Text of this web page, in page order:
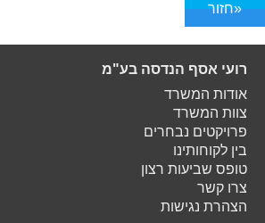
«חזור
רועי אסף הנדסה בע"מ
אודות המשרד
צוות המשרד
פרויקטים נבחרים
בין לקוחותינו
טופס שביעות רצון
צרו קשר
הצהרת נגישות